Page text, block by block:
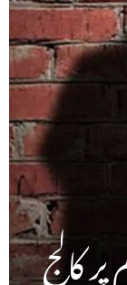
کالج